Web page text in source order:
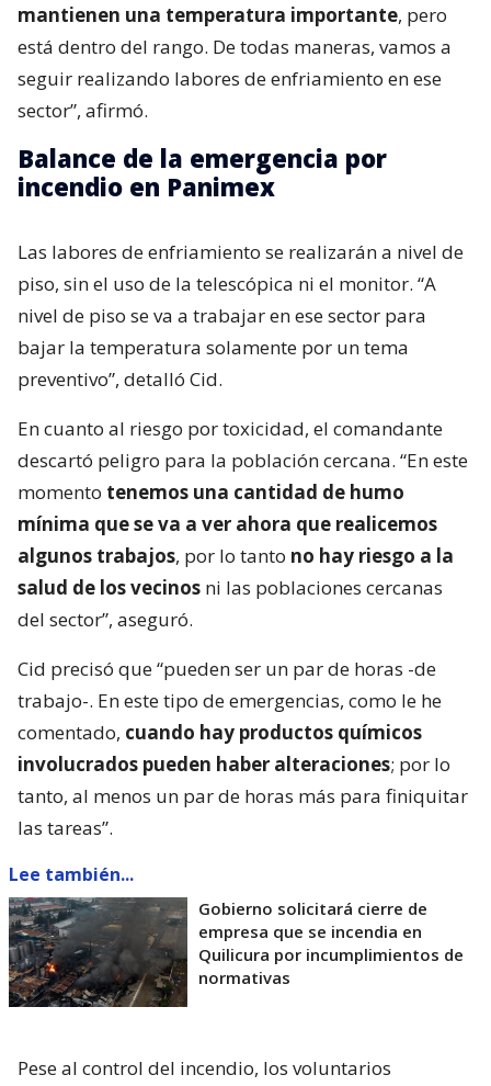
mantienen una temperatura importante, pero
está dentro del rango. De todas maneras, vamos a
seguir realizando labores de enfriamiento en ese
sector”, afirmó.
Balance de la emergencia por
incendio en Panimex
Las labores de enfriamiento se realizarán a nivel de
piso, sin el uso de la telescópica ni el monitor. “A
nivel de piso se va a trabajar en ese sector para
bajar la temperatura solamente por un tema
preventivo”, detalló Cid.
En cuanto al riesgo por toxicidad, el comandante
descartó peligro para la población cercana. “En este
momento tenemos una cantidad de humo
mínima que se va a ver ahora que realicemos
algunos trabajos, por lo tanto no hay riesgo a la
salud de los vecinos ni las poblaciones cercanas
del sector”, aseguró.
Cid precisó que “pueden ser un par de horas -de
trabajo-. En este tipo de emergencias, como le he
comentado, cuando hay productos químicos
involucrados pueden haber alteraciones; por lo
tanto, al menos un par de horas más para finiquitar
las tareas”.
Lee también...
Gobierno solicitará cierre de
empresa que se incendia en
Quilicura por incumplimientos de
normativas
Pese al control del incendio, los voluntarios